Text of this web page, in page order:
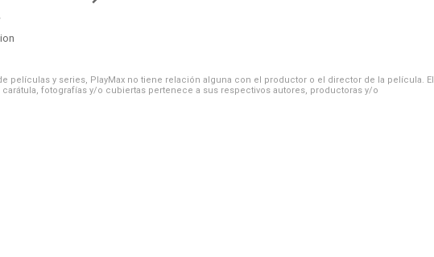
películas y series, PlayMax no tiene relación alguna con el productor o el director de la película. El
fotografías y/o cubiertas pertenece a sus respectivos autores, productoras y/o